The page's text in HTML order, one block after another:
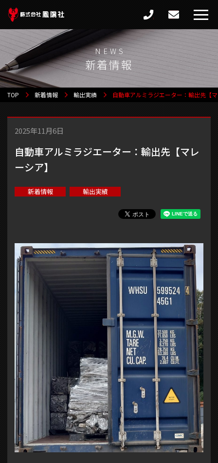
新着情報
TOP 新着情報 輸出実績 自動車アルミラジエーター：輸出先【
2025年11月6日
自動車アルミラジエーター：輸出先【マレ
ーシア】
新着情報 輸出実績